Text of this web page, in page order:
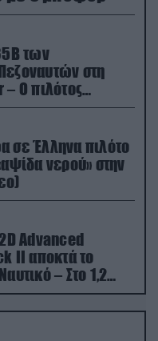
των
στη
Ο πιλότος
σε Έλληνα πιλότο
νερού» στην
Advanced
II αποκτά το
– Στο 1,2
κόστος